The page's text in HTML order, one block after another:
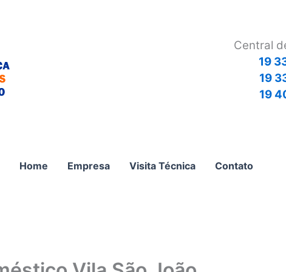
Central
19
19
19
Home Empresa Visita Técnica Contato